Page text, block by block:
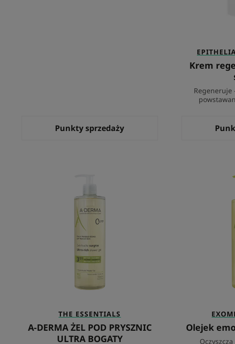
Punkty sprzedaży
Krem
Regeneruje
POD
PRYSZNIC
ULTRA
BOGATY
THE ESSENTIALS
A-DERMA ŻEL POD PRYSZNIC
ULTRA BOGATY
Olejek